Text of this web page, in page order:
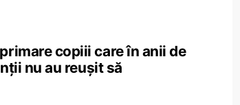
copiii care în anii de
nu au reușit să